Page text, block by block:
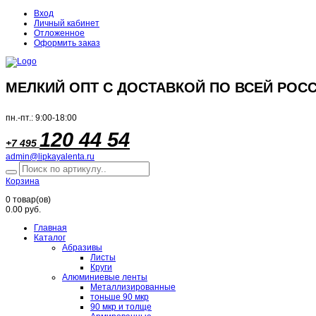
Вход
Личный кабинет
Отложенное
Оформить заказ
МЕЛКИЙ ОПТ С ДОСТАВКОЙ ПО ВСЕЙ
пн.-пт.: 9:00-18:00
+7 495 120 44 54
admin@lipkayalenta.ru
Корзина
0 товар(ов)
0.00 руб.
Главная
Каталог
Абразивы
Листы
Круги
Алюминиевые ленты
Металлизированные
тоньше 90 мкр
90 мкр и толще